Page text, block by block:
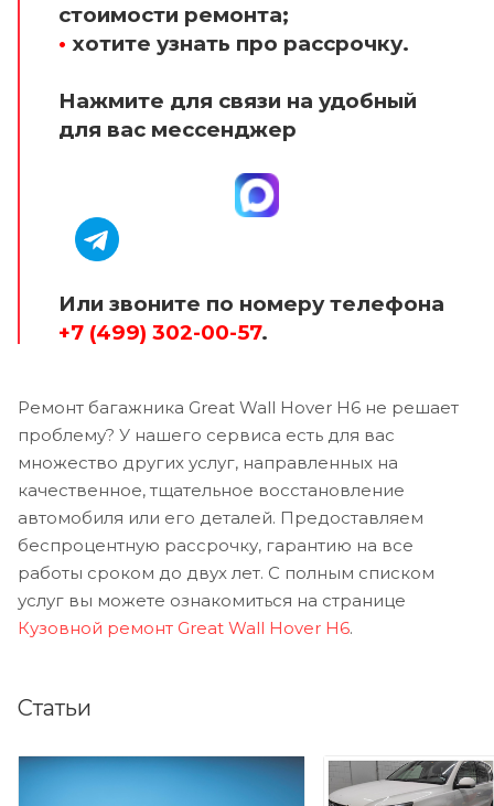
стоимости ремонта;
• хотите узнать про рассрочку.
Нажмите для связи на удобный
для вас мессенджер
Или звоните по номеру телефона
+7 (499) 302-00-57.
Ремонт багажника Great Wall Hover H6 не решает
проблему? У нашего сервиса есть для вас
множество других услуг, направленных на
качественное, тщательное восстановление
автомобиля или его деталей. Предоставляем
беспроцентную рассрочку, гарантию на все
работы сроком до двух лет. С полным списком
услуг вы можете ознакомиться на странице
Кузовной ремонт Great Wall Hover H6.
Статьи